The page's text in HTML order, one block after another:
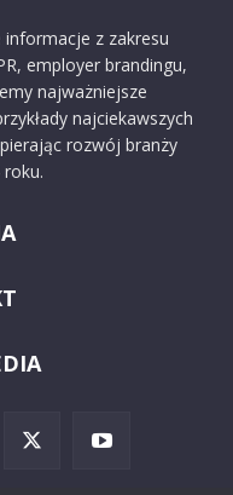
z zakresu
employer brandingu,
najważniejsze
najciekawszych
rozwój branży